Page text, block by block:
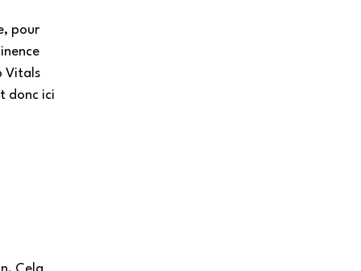
pour
Vitals
donc ici